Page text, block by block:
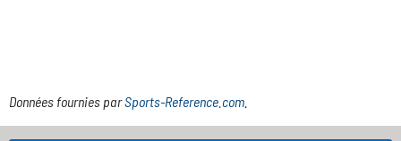
Données fournies parSports-Reference.com